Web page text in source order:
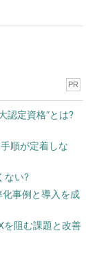
PR
認定資格”とは?
順が定着しな
ない?
事例と導入を成
を阻む課題と改善